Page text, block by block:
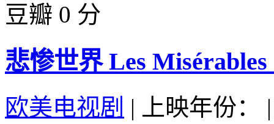
豆瓣 0 分
悲惨世界 Les Misérables
欧美电视剧 | 上映年份：
|